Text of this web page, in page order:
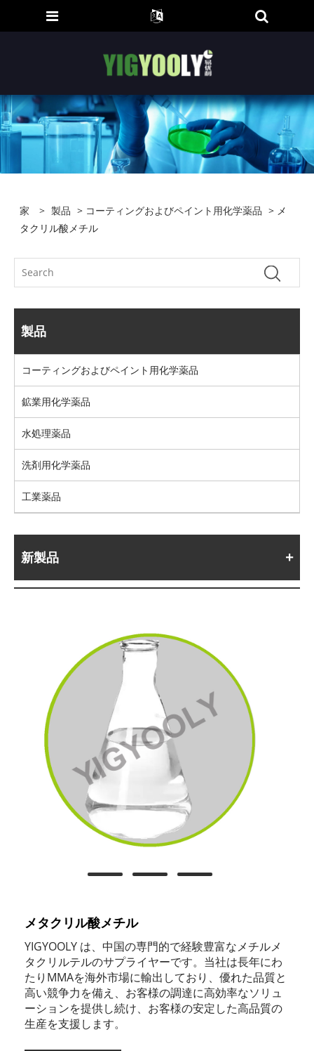
家 > 製品 > コーティングおよびペイント用化学薬品 > メ
タクリル酸メチル
製品
コーティングおよびペイント用化学薬品
鉱業用化学薬品
水処理薬品
洗剤用化学薬品
工業薬品
新製品
メタクリル酸メチル
YIGYOOLY は、中国の専門的で経験豊富なメチルメ
タクリルテルのサプライヤーです。当社は長年にわ
たりMMAを海外市場に輸出しており、優れた品質と
高い競争力を備え、お客様の調達に高効率なソリュ
ーションを提供し続け、お客様の安定した高品質の
生産を支援します。